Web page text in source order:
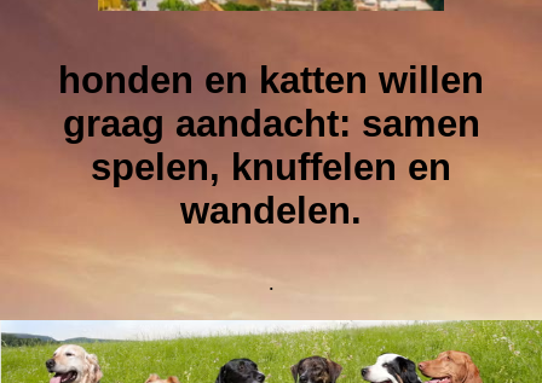
honden en katten willen
graag aandacht: samen
spelen, knuffelen en
wandelen.
.